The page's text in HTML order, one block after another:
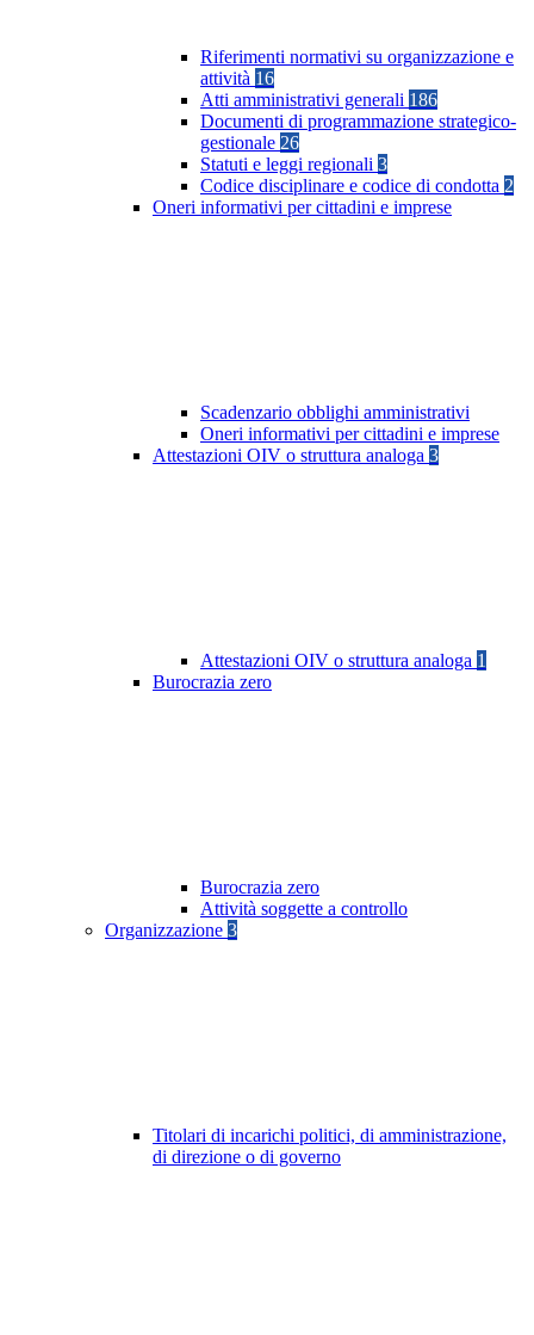
Riferimenti normativi su organizzazione e
attività 16
Atti amministrativi generali 186
Documenti di programmazione strategico-
gestionale 26
Statuti e leggi regionali 3
Codice disciplinare e codice di condotta 2
Oneri informativi per cittadini e imprese
Scadenzario obblighi amministrativi
Oneri informativi per cittadini e imprese
Attestazioni OIV o struttura analoga 3
Attestazioni OIV o struttura analoga 1
Burocrazia zero
Burocrazia zero
Attività soggette a controllo
Organizzazione 3
Titolari di incarichi politici, di amministrazione,
di direzione o di governo